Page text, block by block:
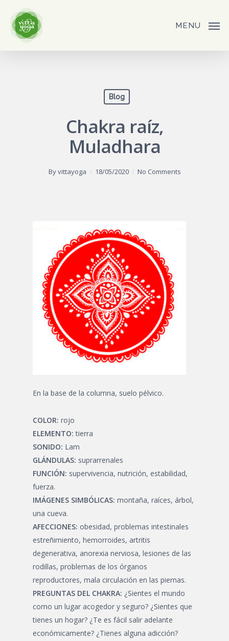
main
MENU
Blog
Chakra raíz,
Muladhara
Byvittayoga 18/05/2020 No Comments
En la base de la columna, suelo pélvico.
COLOR: rojo
ELEMENTO: tierra
SONIDO: Lam
GLÁNDULAS: suprarrenales
FUNCIÓN: supervivencia, nutrición, estabilidad,
fuerza.
IMÁGENES SIMBÓLICAS: montaña, raíces, árbol,
una cueva.
AFECCIONES: obesidad, problemas intestinales
estreñimiento, hemorroides, artritis
degenerativa, anorexia nerviosa, lesiones de las
rodillas, problemas de los órganos
reproductores, mala circulación en las piernas.
PREGUNTAS DEL CHAKRA: ¿Sientes el mundo
como un lugar acogedor y seguro? ¿Sientes que
tienes un hogar? ¿Te es fácil salir adelante
económicamente? ¿Tienes alguna adicción?